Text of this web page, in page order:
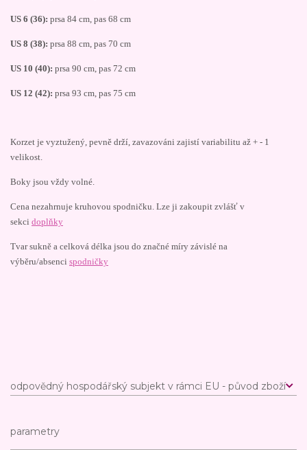
US 6 (36): prsa 84 cm, pas 68 cm
US 8 (38): prsa 88 cm, pas 70 cm
US 10 (40): prsa 90 cm, pas 72 cm
US 12 (42): prsa 93 cm, pas 75 cm
Korzet je vyztužený, pevně drží, zavazováni zajistí variabilitu až + - 1
velikost.
Boky jsou vždy volné.
Cena nezahrnuje kruhovou spodničku. Lze ji zakoupit zvlášť v
sekci doplňky
Tvar sukně a celková délka jsou do značné míry závislé na
výběru/absenci spodničky
odpovědný hospodářský subjekt v rámci EU - původ zboží
parametry